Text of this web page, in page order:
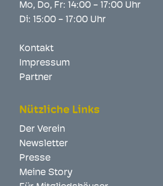
Mo, Do, Fr: 14:00 - 17:00 Uhr
Di: 15:00 - 17:00 Uhr
Kontakt
Impressum
Partner
Nützliche Links
Der Verein
Newsletter
Presse
Meine Story